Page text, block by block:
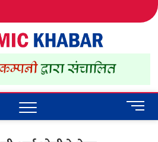
IN NEPAL
M
e